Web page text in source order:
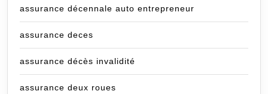
assurance décennale auto entrepreneur
assurance deces
assurance décès invalidité
assurance deux roues